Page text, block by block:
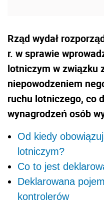
Rząd wydał
r. w sprawie
lotniczym w związku
niepowodzeniem
ruchu lotniczego, co
wynagrodzeń osób
Od kiedy
lotniczym?
Co to jest
Deklarowana
kontrolerów